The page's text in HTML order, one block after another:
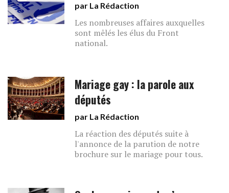
par La Rédaction
Les nombreuses affaires auxquelles
sont mêlés les élus du Front
national.
Mariage gay : la parole aux
députés
par La Rédaction
La réaction des députés suite à
l'annonce de la parution de notre
brochure sur le mariage pour tous.